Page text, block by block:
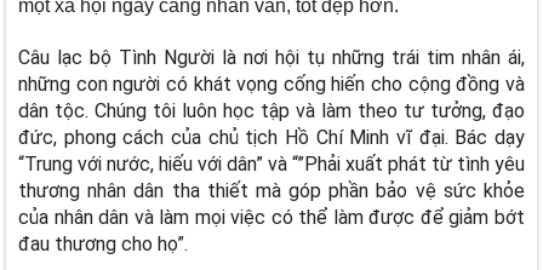
một xã hội ngày càng nhân văn, tốt đẹp hơn.
Câu lạc bộ Tình Người là nơi hội tụ những trái tim nhân ái,
những con người có khát vọng cống hiến cho cộng đồng và
dân tộc. Chúng tôi luôn học tập và làm theo tư tưởng, đạo
đức, phong cách của chủ tịch Hồ Chí Minh vĩ đại. Bác dạy
“Trung với nước, hiếu với dân” và “”Phải xuất phát từ tình yêu
thương nhân dân tha thiết mà góp phần bảo vệ sức khỏe
của nhân dân và làm mọi việc có thể làm được để giảm bớt
đau thương cho họ”.